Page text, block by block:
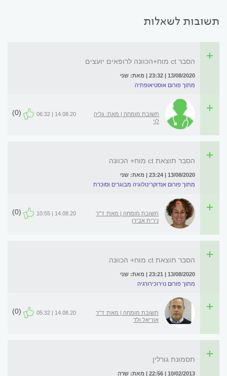
תשובות לשאלות
הסבר ct מוח+הכוונה לרופאים יועצים
13/08/2020 | 23:32 | מאת: שני
מתוך פורום אוסטיאופתיה
תשובת מומחה | מאת: גליה
לוי
14.08.20 | 06:32
(0)
הסבר תוצאת ct מוח+ הכוונה
13/08/2020 | 23:24 | מאת: שני
מתוך פורום אנדוקרינולוגיה מבוגרים וסוכרת
תשובת מומחה | מאת: ד"ר
נירית אבירן
14.08.20 | 10:55
(0)
הסבר תוצאת ct מוח+ הכוונה
13/08/2020 | 23:21 | מאת: שני
מתוך פורום נוירוכירורגיה
תשובת מומחה | מאת: ד"ר
אוריאל ולד
14.08.20 | 05:32
(0)
תסמונת גורלין
10/02/2013 | 22:56 | מאת: שרה